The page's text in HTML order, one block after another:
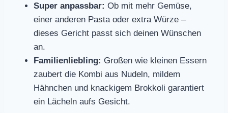
Super anpassbar: Ob mit mehr Gemüse,
einer anderen Pasta oder extra Würze –
dieses Gericht passt sich deinen Wünschen
an.
Familienliebling: Großen wie kleinen Essern
zaubert die Kombi aus Nudeln, mildem
Hähnchen und knackigem Brokkoli garantiert
ein Lächeln aufs Gesicht.